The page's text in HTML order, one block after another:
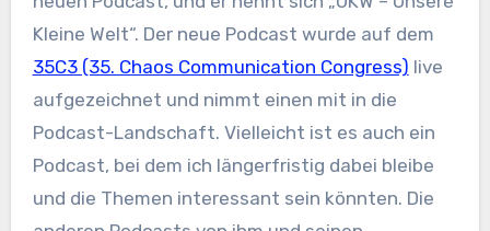
Kleine Welt“. Der neue Podcast wurde auf dem
35C3 (35. Chaos Communication Congress) live
aufgezeichnet und nimmt einen mit in die
Podcast-Landschaft. Vielleicht ist es auch ein
Podcast, bei dem ich längerfristig dabei bleibe
und die Themen interessant sein könnten. Die